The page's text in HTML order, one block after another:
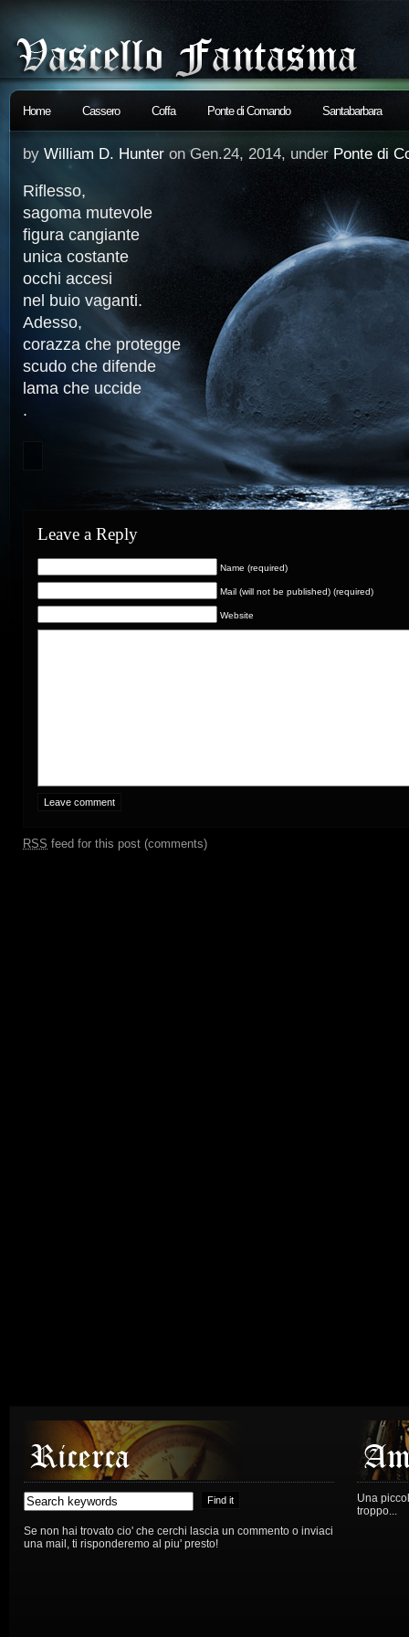
Home Cassero Coffa Ponte di Comando Santabarbara
by William D. Hunter on Gen.24, 2014, under Ponte di
Riflesso,
sagoma mutevole
figura cangiante
unica costante
occhi accesi
nel buio vaganti.
Adesso,
corazza che protegge
scudo che difende
lama che uccide
.
Leave a Reply
Name (required)
Mail (will not be published) (required)
Website
RSS feed for this post (comments)
Se non hai trovato cio' che cerchi lascia un commento o inviaci
una mail, ti risponderemo al piu' presto!
Una
troppo...